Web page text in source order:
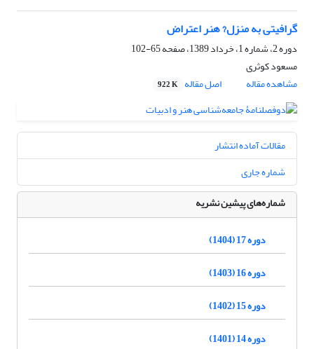
گرافیتی به منزل? هنر اعتراض
دوره 2، شماره 1، خرداد 1389، صفحه
65-102
مسعود کوثری
مشاهده مقاله
اصل مقاله 922 K
مقالات آماده انتشار
شماره جاری
شماره‌های پیشین نشریه
دوره 17 (1404)
دوره 16 (1403)
دوره 15 (1402)
دوره 14 (1401)